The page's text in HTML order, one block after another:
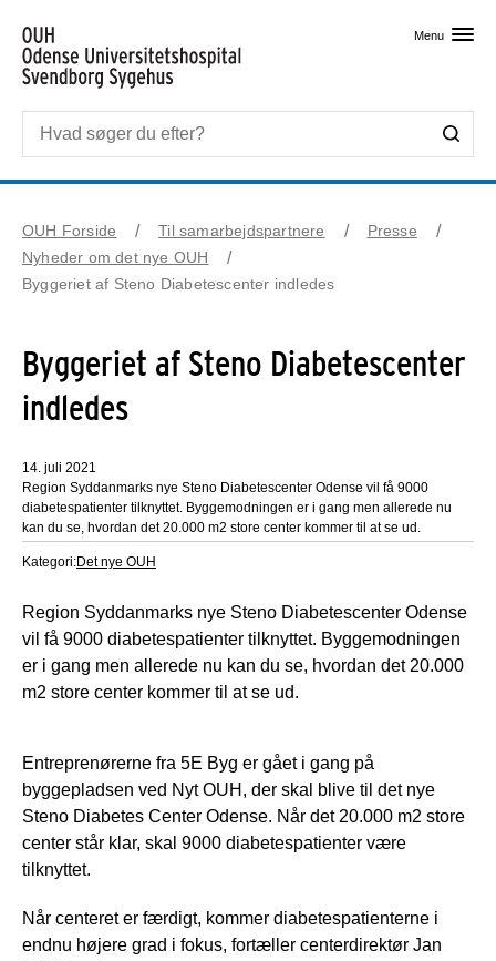
Menu
OUH Forside Til samarbejdspartnere
Presse
Nyheder om det nye OUH
Byggeriet af Steno Diabetescenter indledes
Byggeriet af Steno Diabetescenter
indledes
14. juli 2021
Region Syddanmarks nye Steno Diabetescenter Odense vil få 9000
diabetespatienter tilknyttet. Byggemodningen er i gang men allerede nu
kan du se, hvordan det 20.000 m2 store center kommer til at se ud.
Kategori:Det nye OUH
Region Syddanmarks nye Steno Diabetescenter Odense
vil få 9000 diabetespatienter tilknyttet. Byggemodningen
er i gang men allerede nu kan du se, hvordan det 20.000
m2 store center kommer til at se ud.
Entreprenørerne fra 5E Byg er gået i gang på
byggepladsen ved Nyt OUH, der skal blive til det nye
Steno Diabetes Center Odense. Når det 20.000 m2 store
center står klar, skal 9000 diabetespatienter være
tilknyttet.
Når centeret er færdigt, kommer diabetespatienterne i
endnu højere grad i fokus, fortæller centerdirektør Jan